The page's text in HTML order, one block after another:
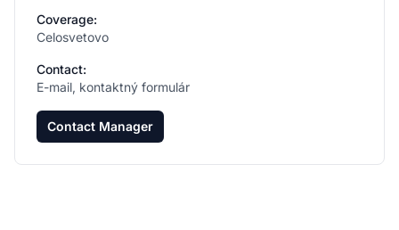
Coverage:
Celosvetovo
Contact:
E-mail, kontaktný formulár
Contact Manager